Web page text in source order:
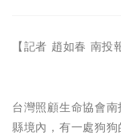
【記者 趙如春 南投
台灣照顧生命協會
縣境內，有一處狗